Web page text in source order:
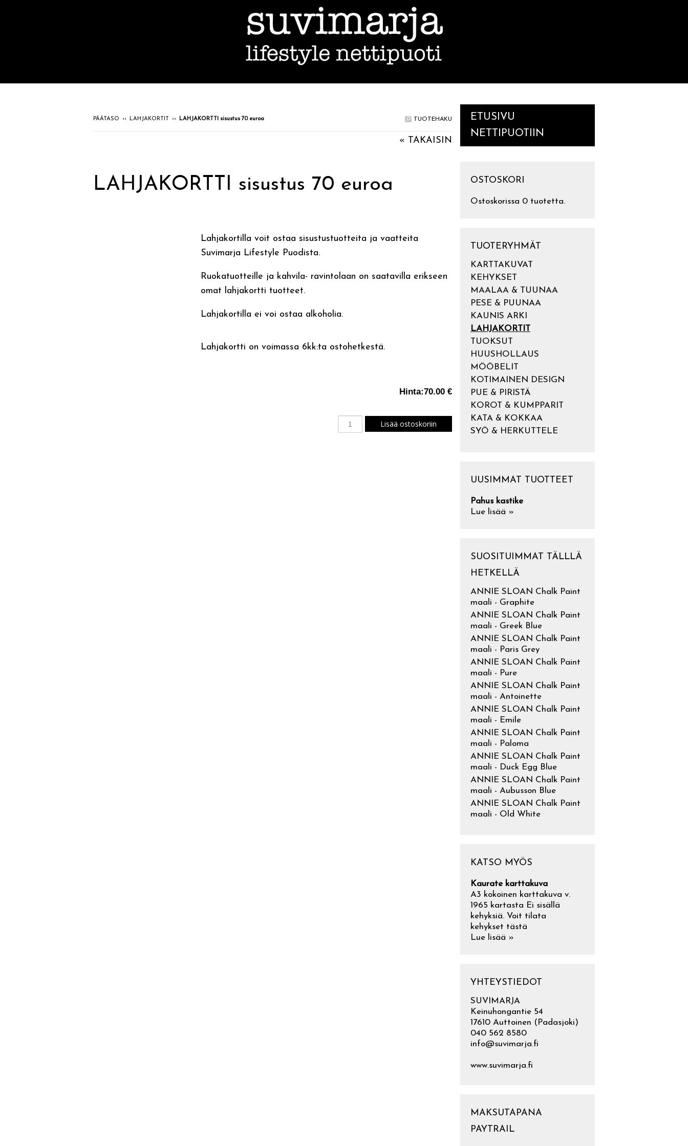
TUOTEHAKU
PÄÄTASO ›› LAHJAKORTIT ›› LAHJAKORTTI sisustus 70 euroa
« TAKAISIN
LAHJAKORTTI sisustus 70 euroa
Lahjakortilla voit ostaa sisustustuotteita ja vaatteita
Suvimarja Lifestyle Puodista.
Ruokatuotteille ja kahvila- ravintolaan on saatavilla erikseen
omat lahjakortti tuotteet.
Lahjakortilla ei voi ostaa alkoholia.
Lahjakortti on voimassa 6kk:ta ostohetkestä.
Hinta:70.00 €
ETUSIVU
NETTIPUOTIIN
OSTOSKORI
Ostoskorissa 0 tuotetta.
TUOTERYHMÄT
KARTTAKUVAT
KEHYKSET
MAALAA & TUUNAA
PESE & PUUNAA
KAUNIS ARKI
LAHJAKORTIT
TUOKSUT
HUUSHOLLAUS
MÖÖBELIT
KOTIMAINEN DESIGN
PUE & PIRISTÄ
KOROT & KUMPPARIT
KATA & KOKKAA
SYÖ & HERKUTTELE
UUSIMMAT TUOTTEET
Pahus kastike
Lue lisää »
SUOSITUIMMAT TÄLLLÄ
HETKELLÄ
ANNIE SLOAN Chalk Paint
maali - Graphite
ANNIE SLOAN Chalk Paint
maali - Greek Blue
ANNIE SLOAN Chalk Paint
maali - Paris Grey
ANNIE SLOAN Chalk Paint
maali - Pure
ANNIE SLOAN Chalk Paint
maali - Antoinette
ANNIE SLOAN Chalk Paint
maali - Emile
ANNIE SLOAN Chalk Paint
maali - Paloma
ANNIE SLOAN Chalk Paint
maali - Duck Egg Blue
ANNIE SLOAN Chalk Paint
maali - Aubusson Blue
ANNIE SLOAN Chalk Paint
maali - Old White
KATSO MYÖS
Kaurate karttakuva
A3 kokoinen karttakuva v.
1965 kartasta Ei sisällä
kehyksiä. Voit tilata
kehykset tästä
Lue lisää »
YHTEYSTIEDOT
SUVIMARJA
Keinuhongantie 54
17610 Auttoinen (Padasjoki)
040 562 8580
info@suvimarja.fi
www.suvimarja.fi
MAKSUTAPANA
PAYTRAIL